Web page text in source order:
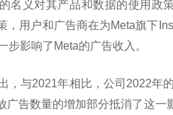
名义对其产品和数据的使用政
，用户和广告商在为Meta旗下
步影响了Meta的广告收入。
，与2021年相比，公司2022年
广告数量的增加部分抵消了这